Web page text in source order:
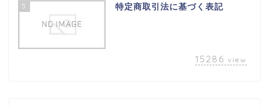
5 特定商取引法に基づく表記
15286 view